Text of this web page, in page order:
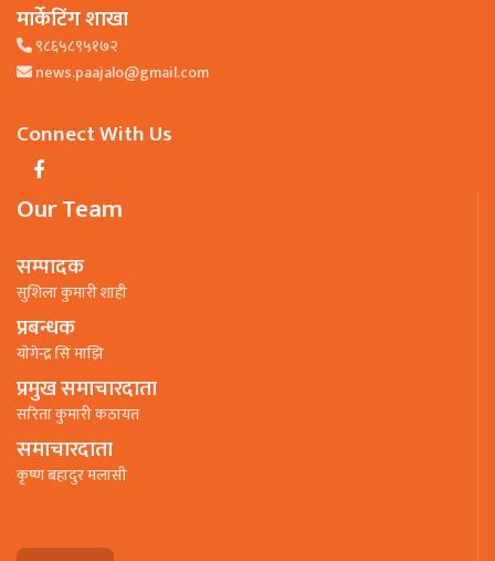
मार्केटिंग शाखा
९८६५८९५१७२
news.paajalo@gmail.com
Connect With Us
Our Team
सम्पादक
सुशिला कुमारी शाही
प्रबन्धक
याेगेन्द्र सिं माझि
प्रमुख समाचारदाता
सरिता कुमारी कठायत
समाचारदाता
कृष्ण बहादुर मलासी